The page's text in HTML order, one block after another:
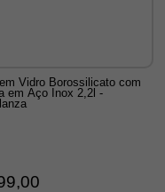
Vidro Borossilicato com
em Aço Inox 2,2l -